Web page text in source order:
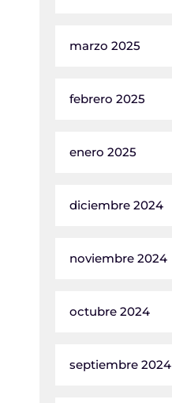
marzo 2025
febrero 2025
enero 2025
diciembre 2024
noviembre 2024
octubre 2024
septiembre 2024